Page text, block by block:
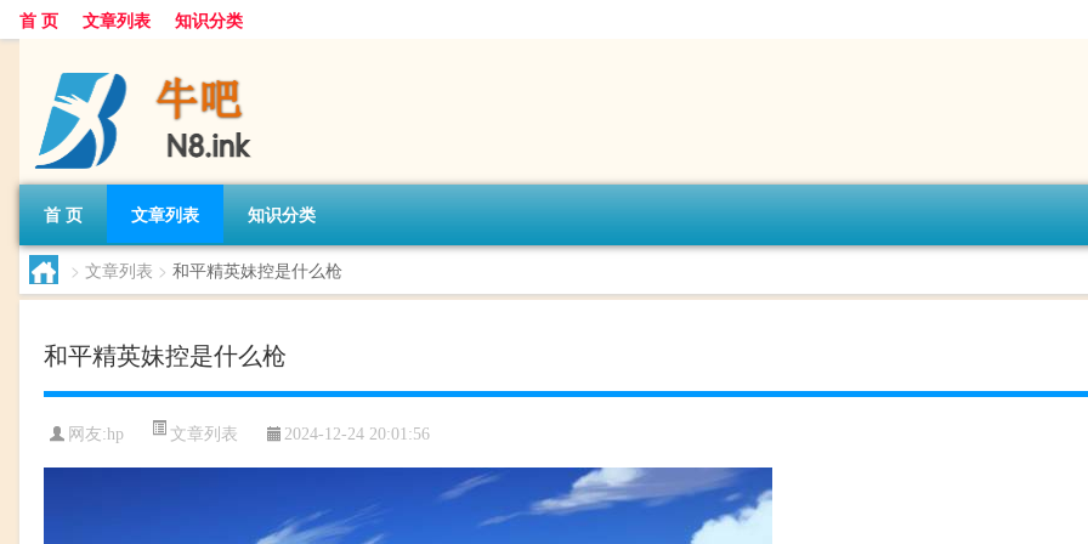
首 页 文章列表 知识分类
首 页 文章列表 知识分类
> 文章列表 > 和平精英妹控是什么枪
和平精英妹控是什么枪
网友:hp 文章列表 2024-12-24 20:01:56